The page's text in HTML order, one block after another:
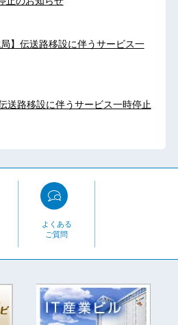
】伝送路移設に伴うサービス一
送路移設に伴うサービス一時停止
よくある
ご質問